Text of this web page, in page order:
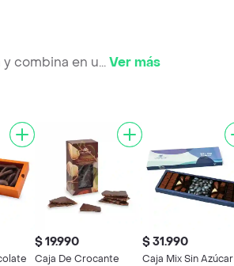
combina en u...Ver más
$ 19.990
Caja De Crocante
$ 31.990
Caja Mix Sin Azúcar